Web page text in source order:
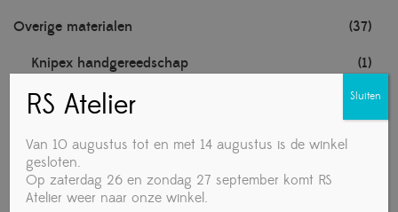
Overige materialen (37)
Knipex handgereedschap (1)
Noten (1)
TECHNISCHE MATERIALEN
Towa handschoenen
RS Atelier
Van 10 augustus tot en met 14 augustus is de winkel
gesloten.
Op zaterdag 26 en zondag 27 september komt RS
Atelier weer naar onze winkel.
Sluiten